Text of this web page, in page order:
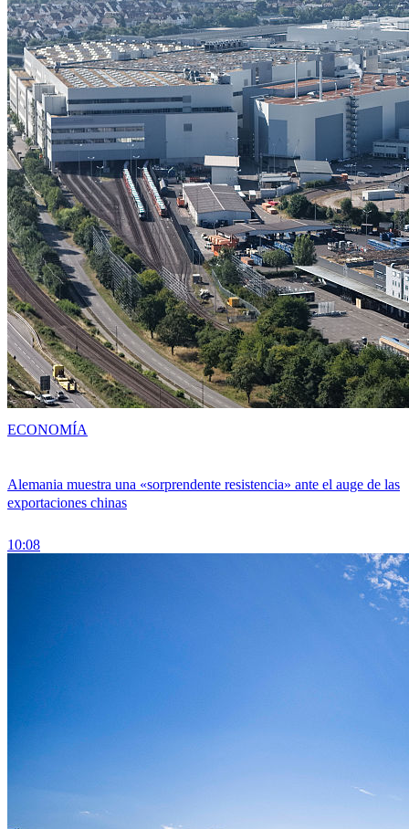
Alemania muestra una «sorprendente resistencia» ante el auge de las
exportaciones chinas
10:08
ECONOMÍA